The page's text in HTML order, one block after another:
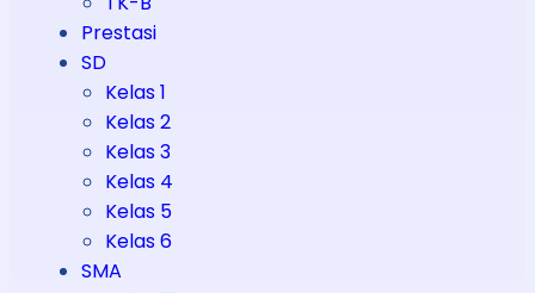
Prestasi
SD
Kelas 1
Kelas 2
Kelas 3
Kelas 4
Kelas 5
Kelas 6
SMA